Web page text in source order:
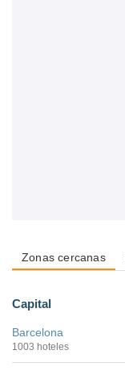
Zonas cercanas
Capital
Barcelona
1003 hoteles